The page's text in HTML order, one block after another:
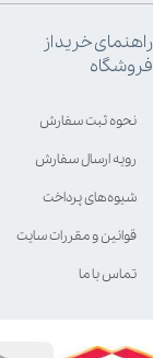
راهنمای خرید از
فروشگاه
نحوه ثبت سفارش
رویه ارسال سفارش
شیوه‌های پرداخت
قوانین و مقررات سایت
تماس با ما